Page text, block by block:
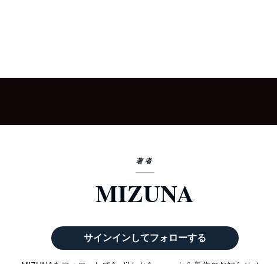
著者
MIZUNA
サインインしてフォローする